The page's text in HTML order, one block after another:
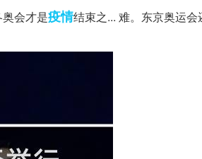
会才是疫情结束之... 难。东京奥运